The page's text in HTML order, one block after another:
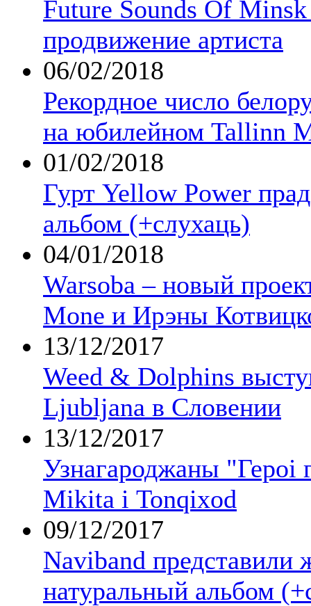
Future Sounds Of
продвижение артиста
06/02/2018
Рекордное число
на юбилейном Tallinn
01/02/2018
Гурт Yellow Power
альбом (+слухаць)
04/01/2018
Warsoba – новый
Mone и Ирэны
13/12/2017
Weed & Dolphins
Ljubljana в Словении
13/12/2017
Узнагароджаны "Героі
Mikita і Tonqixod
09/12/2017
Naviband представили
натуральный альбом